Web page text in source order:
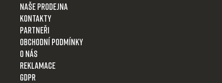
Naše prodejna
Kontakty
Partneři
Obchodní podmínky
O nás
Reklamace
GDPR